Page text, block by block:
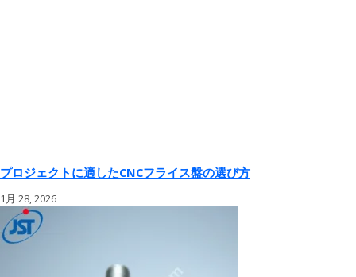
プロジェクトに適したCNCフライス盤の選び方
1月 28, 2026